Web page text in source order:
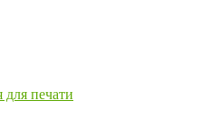
для печати